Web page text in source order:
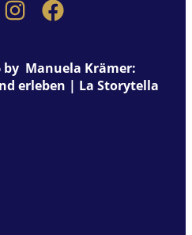
by Manuela Krämer:
erleben | La Storytella